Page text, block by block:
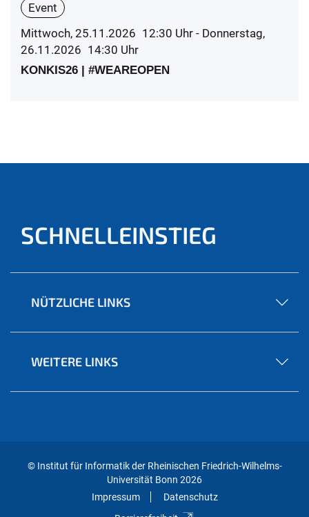
Event
Mittwoch, 25.11.2026 12:30 Uhr - Donnerstag,
26.11.2026 14:30 Uhr
KONKIS26 | #WEAREOPEN
SCHNELLEINSTIEG
NÜTZLICHE LINKS
WEITERE LINKS
© Institut für Informatik der Rheinischen Friedrich-Wilhelms-
Universität Bonn 2026
Impressum
Datenschutz